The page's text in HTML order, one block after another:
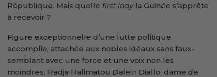
République. Mais quelle first ladyla Guinée s’apprête
à recevoir ?
Figure exceptionnelle d’une lutte politique
accomplie, attachée aux nobles idéaux sans faux-
semblant avec une force et une voix non les
moindres, Hadja Halimatou Dalein Diallo, dame de